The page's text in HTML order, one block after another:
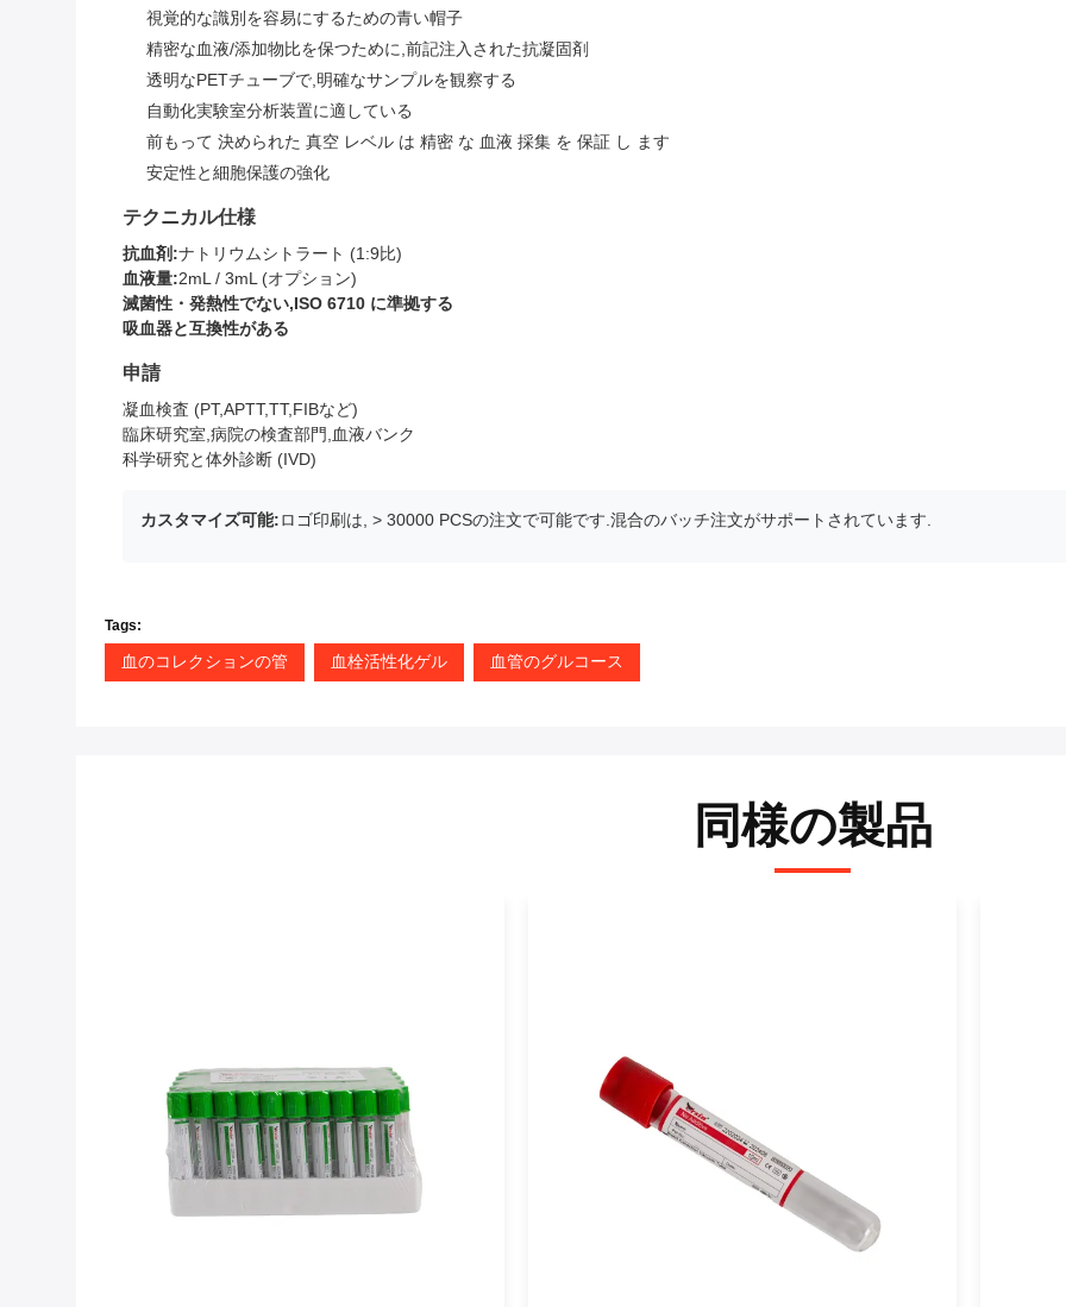
視覚的な識別を容易にするための青い帽子
精密な血液/添加物比を保つために,前記注入された抗凝固剤
透明なPETチューブで,明確なサンプルを観察する
自動化実験室分析装置に適している
前もって 決められた 真空 レベル は 精密 な 血液 採集 を 保証 し ます
安定性と細胞保護の強化
テクニカル仕様
抗血剤:ナトリウムシトラート (1:9比)
血液量:2mL / 3mL (オプション)
滅菌性・発熱性でない,ISO 6710 に準拠する
吸血器と互換性がある
申請
凝血検査 (PT,APTT,TT,FIBなど)
臨床研究室,病院の検査部門,血液バンク
科学研究と体外診断 (IVD)
カスタマイズ可能:ロゴ印刷は, > 30000 PCSの注文で可能です.混合のバッチ注文がサポートされています.
Tags:
血のコレクションの管 血栓活性化ゲル 血管のグルコース
同様の製品